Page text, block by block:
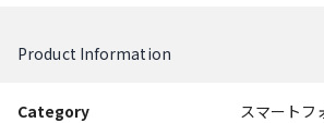
Product Information
Category スマートフ